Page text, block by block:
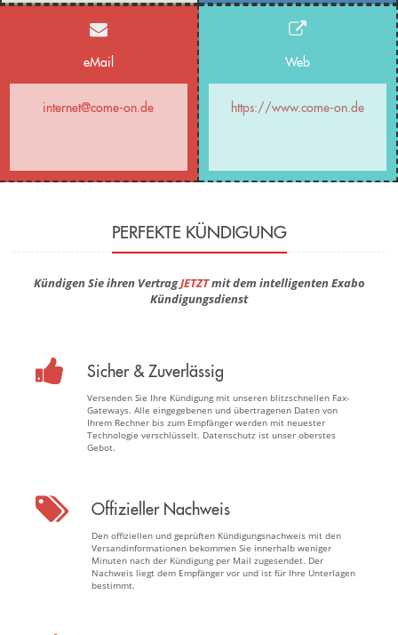
eMail
internet@come-on.de
Web
https://www.come-on.de
PERFEKTE KÜNDIGUNG
Kündigen Sie ihren VertragJETZTmit dem intelligenten Exabo
Kündigungsdienst
Sicher & Zuverlässig
Versenden Sie Ihre Kündigung mit unseren blitzschnellen Fax-
Gateways. Alle eingegebenen und übertragenen Daten von
Ihrem Rechner bis zum Empfänger werden mit neuester
Technologie verschlüsselt. Datenschutz ist unser oberstes
Gebot.
Offizieller Nachweis
Den offiziellen und geprüften Kündigungsnachweis mit den
Versandinformationen bekommen Sie innerhalb weniger
Minuten nach der Kündigung per Mail zugesendet. Der
Nachweis liegt dem Empfänger vor und ist für Ihre Unterlagen
bestimmt.